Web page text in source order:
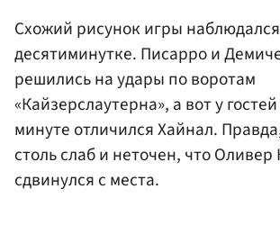
Схожий рисунок игры
десятиминутке. Писарро и
решились на удары по воротам
«Кайзерслаутерна», а вот у
минуте отличился Хайнал.
столь слаб и неточен, что
сдвинулся с места.